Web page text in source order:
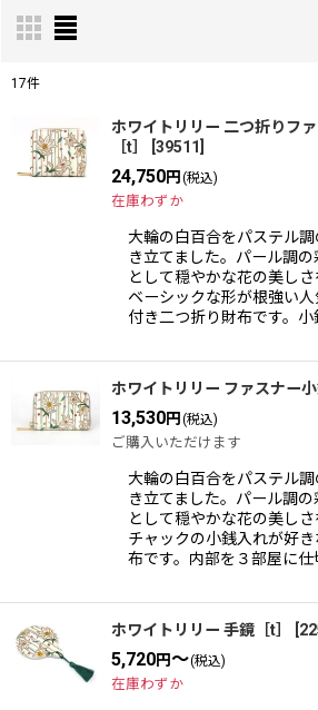
在庫あり
絞り込む
17件
ホワイトリリー 二つ折りフ
［t］
39511
24,750円 (税込)
在庫わずか
大輪の白百合をパステル調
き立てました。パール調
として穏やかな花の美しさ
ベーシックな形が根強い
付き二つ折り財布です。小
ホワイトリリー ファスナー小
13,530円 (税込)
ご購入いただけます
大輪の白百合をパステル調
き立てました。パール調
として穏やかな花の美しさ
チャックの小銭入れが好
布です。内部を３部屋に仕
ホワイトリリー 手鏡［t］
5,720円～(税込)
在庫わずか